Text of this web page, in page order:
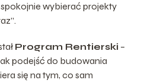
wybierać projekty
Program Rentierski –
podejść do budowania
się na tym, co sam